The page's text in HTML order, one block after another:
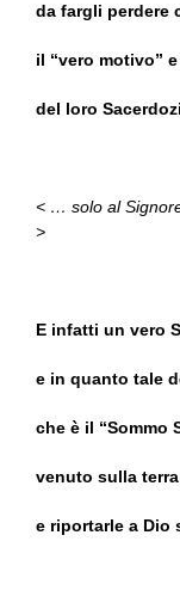
da fargli perdere
il “vero motivo”
del loro
< … solo al
>
E infatti un vero
e in quanto tale
che è il “Sommo
venuto sulla
e riportarle a Dio